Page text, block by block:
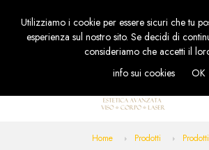
Home Prodotti Prodotti
Utilizziamo i cookie per essere sicuri che tu
esperienza sul nostro sito. Se decidi di
consideriamo che accetti il
info sui cookies
OK